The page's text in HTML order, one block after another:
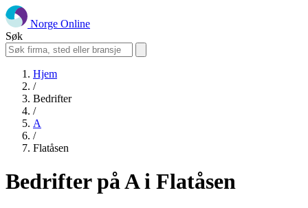
Norge Online
Søk
Hjem
/
Bedrifter
/
A
/
Flatåsen
Bedrifter på A i Flatåsen